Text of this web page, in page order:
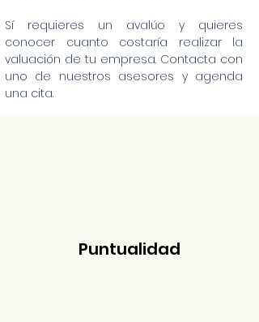
Sí requieres un avalúo y quieres
conocer cuanto costaría realizar la
valuación de tu empresa. Contacta con
uno de nuestros asesores y agenda
una cita.
Puntualidad